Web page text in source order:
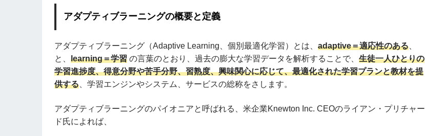
アダプティブラーニングの概要と定義
アダプティブラーニング（Adaptive Learning、個別最適化学習）とは、 adaptive＝適応性のある
と、 learning＝学習 の言葉のとおり、過去の膨大な学習データを解析することで、 生徒一人ひとりの
学習進捗度、得意分野や苦手分野、習熟度、興味関心に応じて、最適化された学習プランと教材を提
供する 、学習エンジンやシステム、サービスの総称をさします。
アダプティブラーニングのパイオニアと呼ばれる、米企業Knewton Inc. CEOのライアン・プリチャー
ド氏によれば、